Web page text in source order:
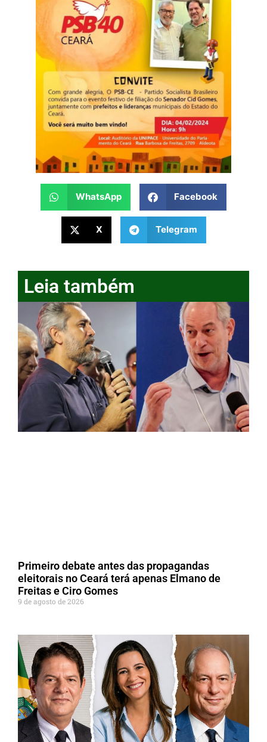
WhatsApp Facebook
X Telegram
Leia também
Primeiro debate antes das propagandas
eleitorais no Ceará terá apenas Elmano de
Freitas e Ciro Gomes
9 de agosto de 2026